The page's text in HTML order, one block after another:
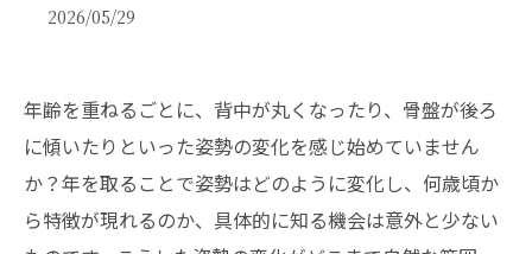
2026/05/29
年齢を重ねるごとに、背中が丸くなったり、骨盤が後ろ
に傾いたりといった姿勢の変化を感じ始めていません
か？年を取ることで姿勢はどのように変化し、何歳頃か
ら特徴が現れるのか、具体的に知る機会は意外と少ない